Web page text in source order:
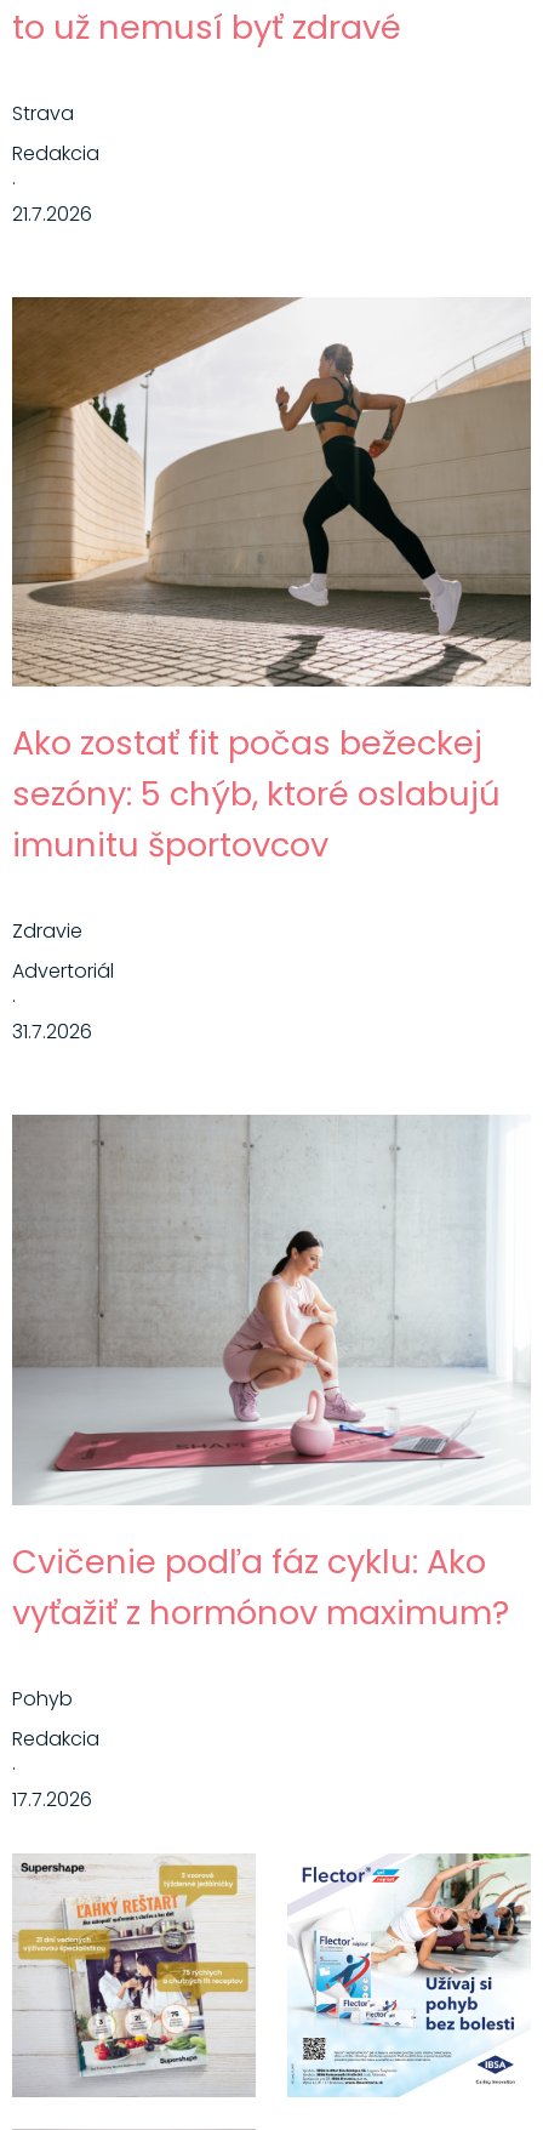
to už nemusí byť zdravé
Strava
Redakcia
·
21.7.2026
Ako zostať fit počas bežeckej
sezóny: 5 chýb, ktoré oslabujú
imunitu športovcov
Zdravie
Advertoriál
·
31.7.2026
Cvičenie podľa fáz cyklu: Ako
vyťažiť z hormónov maximum?
Pohyb
Redakcia
·
17.7.2026